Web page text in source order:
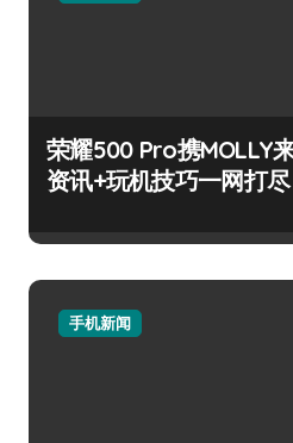
荣耀500 Pro携MOLLY
资讯+玩机技巧一网打尽
手机新闻